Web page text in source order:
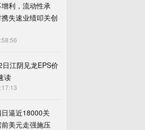
利，流动性承
失速业绩叩关创
江阴见龙EPS价
读
逼近18000关
美元走强施压